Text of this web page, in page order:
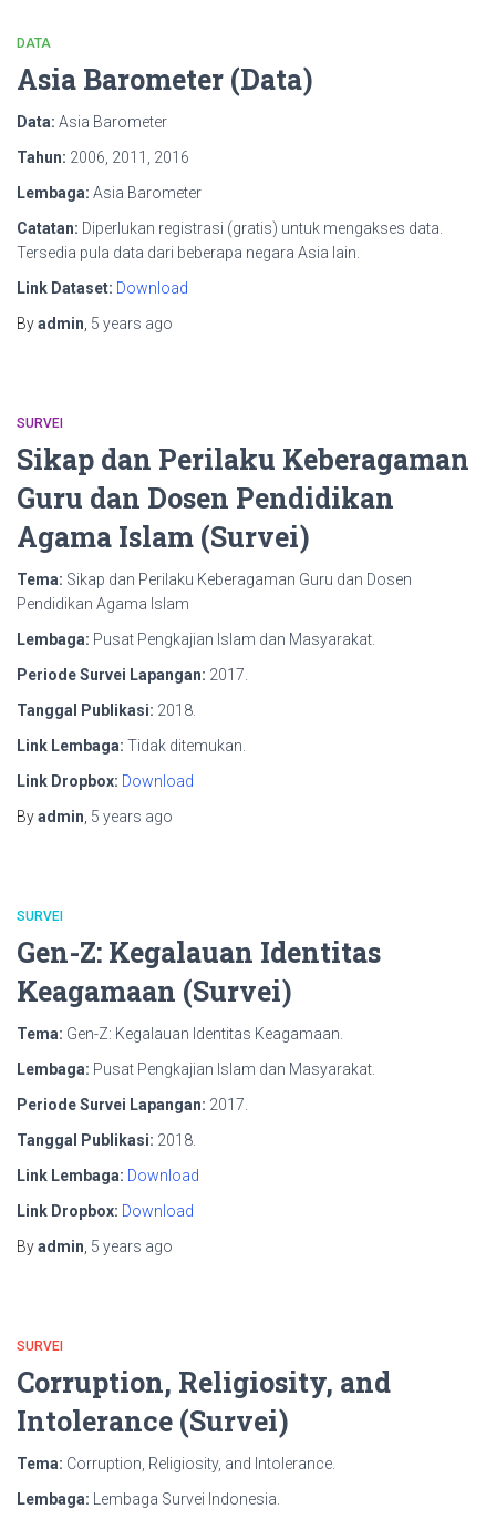
DATA
Asia Barometer (Data)
Data: Asia Barometer
Tahun: 2006, 2011, 2016
Lembaga: Asia Barometer
Catatan: Diperlukan registrasi (gratis) untuk mengakses data.
Tersedia pula data dari beberapa negara Asia lain.
Link Dataset: Download
Byadmin 5 years ago
SURVEI
Sikap dan Perilaku Keberagaman
Guru dan Dosen Pendidikan
Agama Islam (Survei)
Tema: Sikap dan Perilaku Keberagaman Guru dan Dosen
Pendidikan Agama Islam
Lembaga: Pusat Pengkajian Islam dan Masyarakat.
Periode Survei Lapangan: 2017.
Tanggal Publikasi: 2018.
Link Lembaga: Tidak ditemukan.
Link Dropbox: Download
Byadmin 5 years ago
SURVEI
Gen-Z: Kegalauan Identitas
Keagamaan (Survei)
Tema: Gen-Z: Kegalauan Identitas Keagamaan.
Lembaga: Pusat Pengkajian Islam dan Masyarakat.
Periode Survei Lapangan: 2017.
Tanggal Publikasi: 2018.
Link Lembaga: Download
Link Dropbox: Download
Byadmin 5 years ago
SURVEI
Corruption, Religiosity, and
Intolerance (Survei)
Tema: Corruption, Religiosity, and Intolerance.
Lembaga: Lembaga Survei Indonesia.